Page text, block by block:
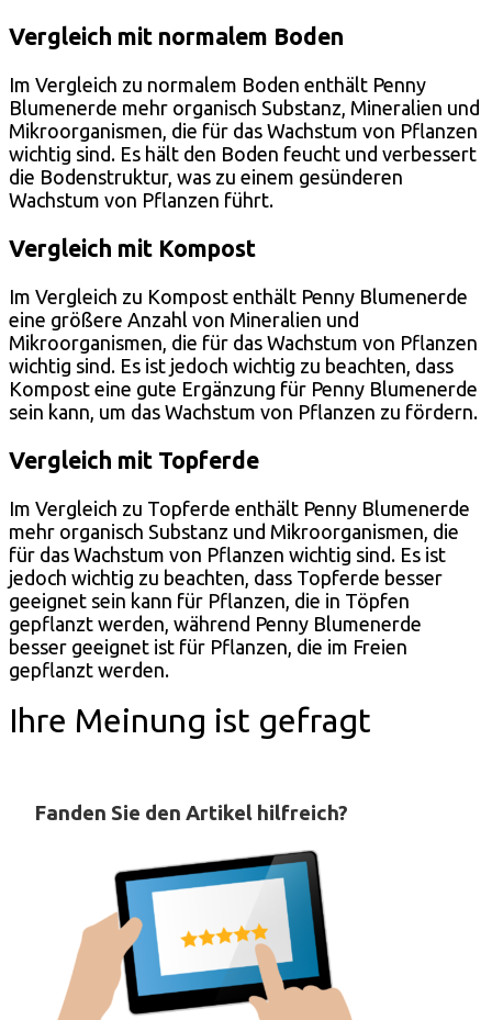
Vergleich mit normalem Boden
Im Vergleich zu normalem Boden enthält Penny
Blumenerde mehr organisch Substanz, Mineralien und
Mikroorganismen, die für das Wachstum von Pflanzen
wichtig sind. Es hält den Boden feucht und verbessert
die Bodenstruktur, was zu einem gesünderen
Wachstum von Pflanzen führt.
Vergleich mit Kompost
Im Vergleich zu Kompost enthält Penny Blumenerde
eine größere Anzahl von Mineralien und
Mikroorganismen, die für das Wachstum von Pflanzen
wichtig sind. Es ist jedoch wichtig zu beachten, dass
Kompost eine gute Ergänzung für Penny Blumenerde
sein kann, um das Wachstum von Pflanzen zu fördern.
Vergleich mit Topferde
Im Vergleich zu Topferde enthält Penny Blumenerde
mehr organisch Substanz und Mikroorganismen, die
für das Wachstum von Pflanzen wichtig sind. Es ist
jedoch wichtig zu beachten, dass Topferde besser
geeignet sein kann für Pflanzen, die in Töpfen
gepflanzt werden, während Penny Blumenerde
besser geeignet ist für Pflanzen, die im Freien
gepflanzt werden.
Ihre Meinung ist gefragt
Fanden Sie den Artikel hilfreich?